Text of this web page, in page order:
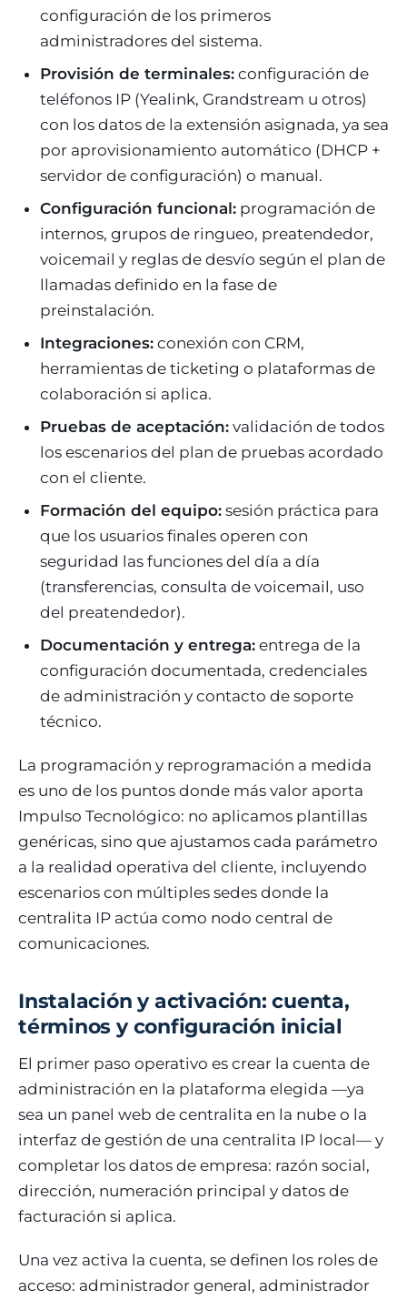
configuración de los primeros
administradores del sistema.
Provisión de terminales: configuración de
teléfonos IP (Yealink, Grandstream u otros)
con los datos de la extensión asignada, ya sea
por aprovisionamiento automático (DHCP +
servidor de configuración) o manual.
Configuración funcional: programación de
internos, grupos de ringueo, preatendedor,
voicemail y reglas de desvío según el plan de
llamadas definido en la fase de
preinstalación.
Integraciones: conexión con CRM,
herramientas de ticketing o plataformas de
colaboración si aplica.
Pruebas de aceptación: validación de todos
los escenarios del plan de pruebas acordado
con el cliente.
Formación del equipo: sesión práctica para
que los usuarios finales operen con
seguridad las funciones del día a día
(transferencias, consulta de voicemail, uso
del preatendedor).
Documentación y entrega: entrega de la
configuración documentada, credenciales
de administración y contacto de soporte
técnico.
La programación y reprogramación a medida
es uno de los puntos donde más valor aporta
Impulso Tecnológico: no aplicamos plantillas
genéricas, sino que ajustamos cada parámetro
a la realidad operativa del cliente, incluyendo
escenarios con múltiples sedes donde la
centralita IP actúa como nodo central de
comunicaciones.
Instalación y activación: cuenta,
términos y configuración inicial
El primer paso operativo es crear la cuenta de
administración en la plataforma elegida —ya
sea un panel web de centralita en la nube o la
interfaz de gestión de una centralita IP local— y
completar los datos de empresa: razón social,
dirección, numeración principal y datos de
facturación si aplica.
Una vez activa la cuenta, se definen los roles de
acceso: administrador general, administrador